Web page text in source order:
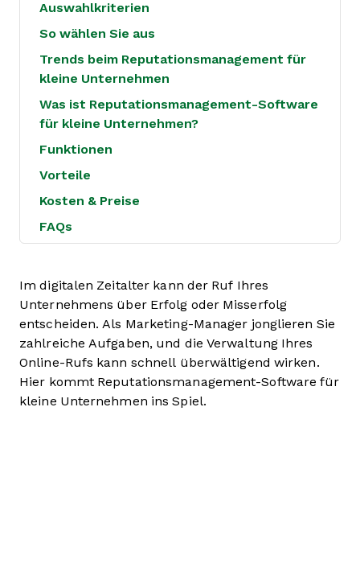
Auswahlkriterien
So wählen Sie aus
Trends beim Reputationsmanagement für
kleine Unternehmen
Was ist Reputationsmanagement-Software
für kleine Unternehmen?
Funktionen
Vorteile
Kosten & Preise
FAQs
Im digitalen Zeitalter kann der Ruf Ihres
Unternehmens über Erfolg oder Misserfolg
entscheiden. Als Marketing-Manager jonglieren Sie
zahlreiche Aufgaben, und die Verwaltung Ihres
Online-Rufs kann schnell überwältigend wirken.
Hier kommt Reputationsmanagement-Software für
kleine Unternehmen ins Spiel.